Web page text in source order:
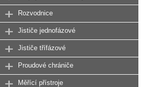
Rozvodnice
Jističe jednofázové
Jističe třífázové
Proudové chrániče
Měřící přístroje